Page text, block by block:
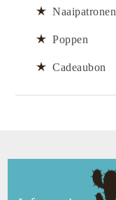
Naaipatronen
Poppen
Cadeaubon